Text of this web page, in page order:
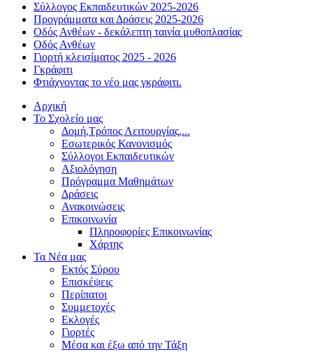
Σύλλογος Εκπαιδευτικών 2025-2026
Προγράμματα και Δράσεις 2025-2026
Οδός Ανθέων - δεκάλεπτη ταινία μυθοπλασίας
Οδός Ανθέων
Γιορτή κλεισίματος 2025 - 2026
Γκράφιτι
Φτιάχνοντας το νέο μας γκράφιτι.
Αρχική
Το Σχολείο μας
Δομή,Τρόπος Λειτουργίας,...
Εσωτερικός Κανονισμός
Σύλλογοι Εκπαιδευτικών
Αξιολόγηση
Πρόγραμμα Μαθημάτων
Δράσεις
Ανακοινώσεις
Επικοινωνία
Πληροφορίες Επικοινωνίας
Χάρτης
Τα Νέα μας
Εκτός Σύρου
Επισκέψεις
Περίπατοι
Συμμετοχές
Εκλογές
Γιορτές
Μέσα και έξω από την Τάξη